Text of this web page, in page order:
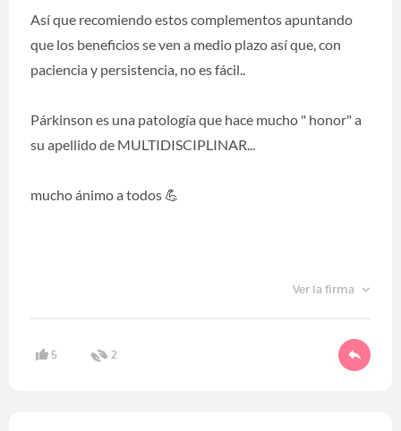
Así que recomiendo estos complementos apuntando
que los beneficios se ven a medio plazo así que, con
paciencia y persistencia, no es fácil..
Párkinson es una patología que hace mucho " honor" a
su apellido de MULTIDISCIPLINAR...
mucho ánimo a todos 💪
Ver la firma
5 2